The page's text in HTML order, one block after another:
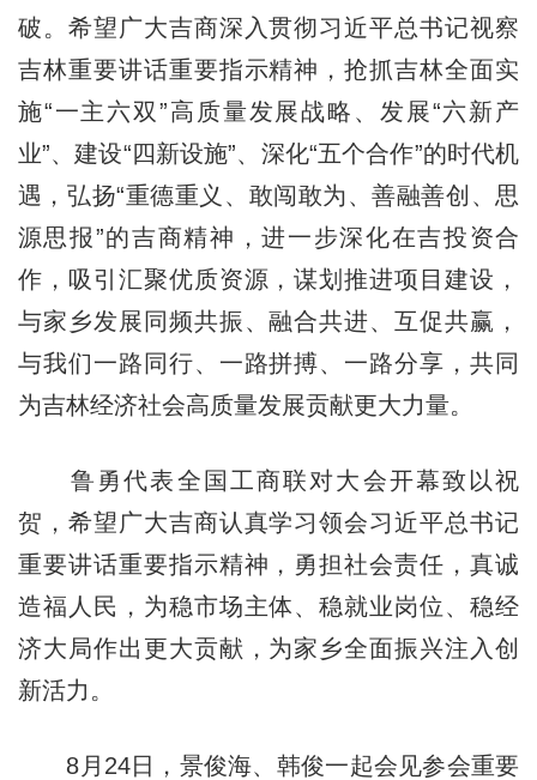
破。希望广大吉商深入贯彻习近平总书记视察
吉林重要讲话重要指示精神，抢抓吉林全面实
施“一主六双”高质量发展战略、发展“六新产
业”、建设“四新设施”、深化“五个合作”的时代机
遇，弘扬“重德重义、敢闯敢为、善融善创、思
源思报”的吉商精神，进一步深化在吉投资合
作，吸引汇聚优质资源，谋划推进项目建设，
与家乡发展同频共振、融合共进、互促共赢，
与我们一路同行、一路拼搏、一路分享，共同
为吉林经济社会高质量发展贡献更大力量。
鲁勇代表全国工商联对大会开幕致以祝
贺，希望广大吉商认真学习领会习近平总书记
重要讲话重要指示精神，勇担社会责任，真诚
造福人民，为稳市场主体、稳就业岗位、稳经
济大局作出更大贡献，为家乡全面振兴注入创
新活力。
8月24日，景俊海、韩俊一起会见参会重要